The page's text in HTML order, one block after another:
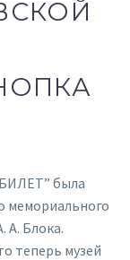
БИЛЕТ” была
мемориального
А. Блока.
теперь музей